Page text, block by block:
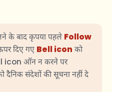
के बाद कृपया पहले Follow
दिए गए Bell icon को
icon ऑन न करने पर
संदेशों की सूचना नहीं दे